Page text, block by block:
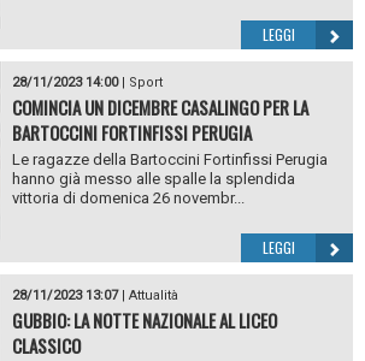
LEGGI
28/11/2023 14:00| Sport
COMINCIA UN DICEMBRE CASALINGO PER LA
BARTOCCINI FORTINFISSI PERUGIA
Le ragazze della Bartoccini Fortinfissi Perugia
hanno già messo alle spalle la splendida
vittoria di domenica 26 novembr...
LEGGI
28/11/2023 13:07| Attualità
GUBBIO: LA NOTTE NAZIONALE AL LICEO
CLASSICO